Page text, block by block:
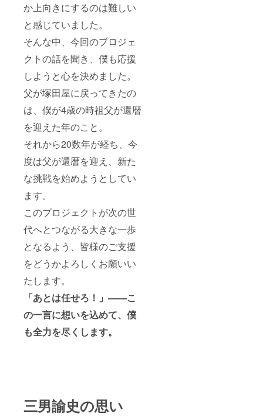
か上向きにするのは難しい
と感じていました。
そんな中、今回のプロジェ
クトの話を聞き、僕も応援
しようと心を決めました。
父が塚田屋に戻ってきたの
は、僕が4歳の時祖父が還暦
を迎えた年のこと。
それから20数年が経ち、今
度は父が還暦を迎え、新た
な挑戦を始めようとしてい
ます。
このプロジェクトが次の世
代へとつながる大きな一歩
となるよう、皆様のご支援
をどうかよろしくお願いい
たします。
「あとは任せろ！」——こ
の一言に想いを込めて、僕
も全力を尽くします。
三男諭史の思い